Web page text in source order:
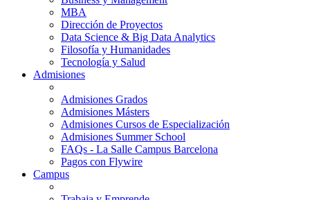
MBA
Dirección de Proyectos
Data Science & Big Data Analytics
Filosofía y Humanidades
Tecnología y Salud
Admisiones
Admisiones Grados
Admisiones Másters
Admisiones Cursos de Especialización
Admisiones Summer School
FAQs - La Salle Campus Barcelona
Pagos con Flywire
Campus